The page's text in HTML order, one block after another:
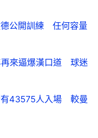
德公開訓練 任何容量
再來逼爆漢口道 球迷
有43575人入場 較曼